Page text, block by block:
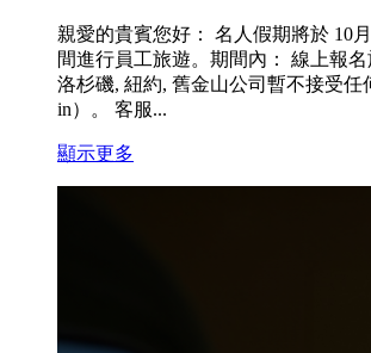
親愛的貴賓您好： 名人假期將於 10
間進行員工旅遊。期間內： 線上報名
洛杉磯, 紐約, 舊金山公司暫不接受任
in）。 客服...
顯示更多